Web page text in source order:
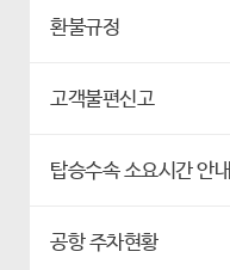
환불규정
고객불편신고
탑승수속 소요시간 안내
공항 주차현황